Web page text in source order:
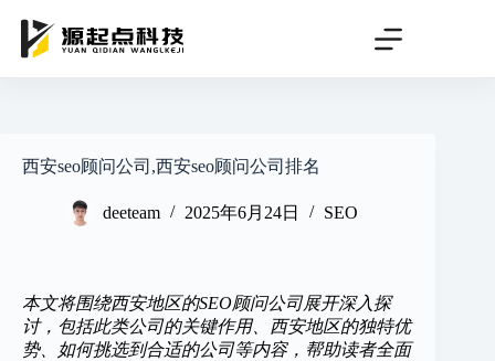
容
西安seo顾问公司,西安seo顾问公司排名
deeteam 2025年6月24日 SEO
本文将围绕西安地区的SEO顾问公司展开深入探
讨，包括此类公司的关键作用、西安地区的独特优
势、如何挑选到合适的公司等内容，帮助读者全面